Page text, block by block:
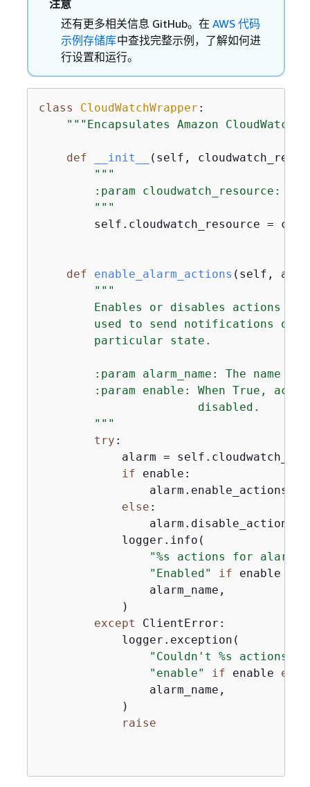
注意
还有更多相关信息 GitHub。在 AWS 代码
示例存储库中查找完整示例，了解如何进
行设置和运行。
class CloudWatchWrapper :
"""Encapsulates Amazon
def __init__ ( self,
"""
:param cloudwatch_resource: A
        """
self.cloudwatch_resource =
def enable_alarm_actions ( self,
"""
Enables or disables actions
used to send notifications or
        particular state.
:param alarm_name: The name of
:param enable: When True,
                       disabled.
        """
try :
alarm =
if enable:
                alarm.enable_actions()
else :
                alarm.disable_actions()
            logger.info(
"%s actions for alarm
"Enabled"
if enable
                alarm_name,
            )
except ClientError:
            logger.exception(
"Couldn't %s actions
"enable"
if enable else
                alarm_name,
            )
raise